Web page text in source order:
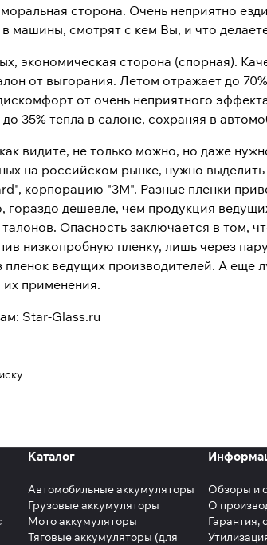
сторона. Очень неприятно
в машины, смотрят с кем Вы, и что
экономическая сторона (cпорная).
от выгорания. Летом отражает до
от очень неприятного
35% тепла в салоне, сохраняя в
видите, не только можно, но даже
на российском рынке, нужно
корпорацию "3М". Разные пленки
гораздо дешевле, чем продукция
Опасность заключается в том,
низкопробную пленку, лишь через
ведущих производителей. А еще
применения.
Star-Glass.ru
Каталог
Автомобильные аккумуляторы
Грузовые аккумуляторы
Мото аккумуляторы
Тяговые аккумуляторы (для
Обзоры и
О
Гарантия,